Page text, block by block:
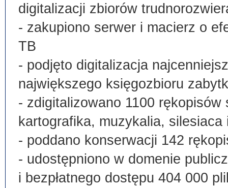
digitalizacji zbiorów
- zakupiono serwer i macierz o
TB
- podjęto digitalizacja
największego księgozbioru
- zdigitalizowano 1100
kartografika, muzykalia, silesiaca
- poddano konserwacji 142
- udostępniono w domenie
i bezpłatnego dostępu 404 000